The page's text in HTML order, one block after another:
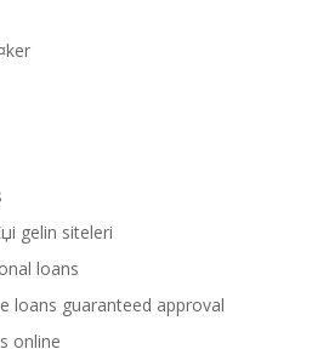
gelin siteleri
loans
loans guaranteed approval
online